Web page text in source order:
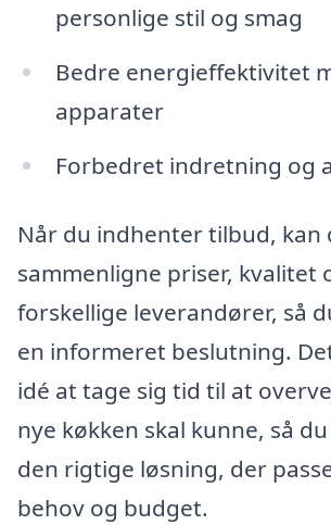
personlige stil og smag
Bedre energieffektivitet
apparater
Forbedret indretning og
Når du indhenter tilbud, kan
sammenligne priser, kvalitet
forskellige leverandører, så
en informeret beslutning.
idé at tage sig tid til at
nye køkken skal kunne, så
den rigtige løsning, der
behov og budget.